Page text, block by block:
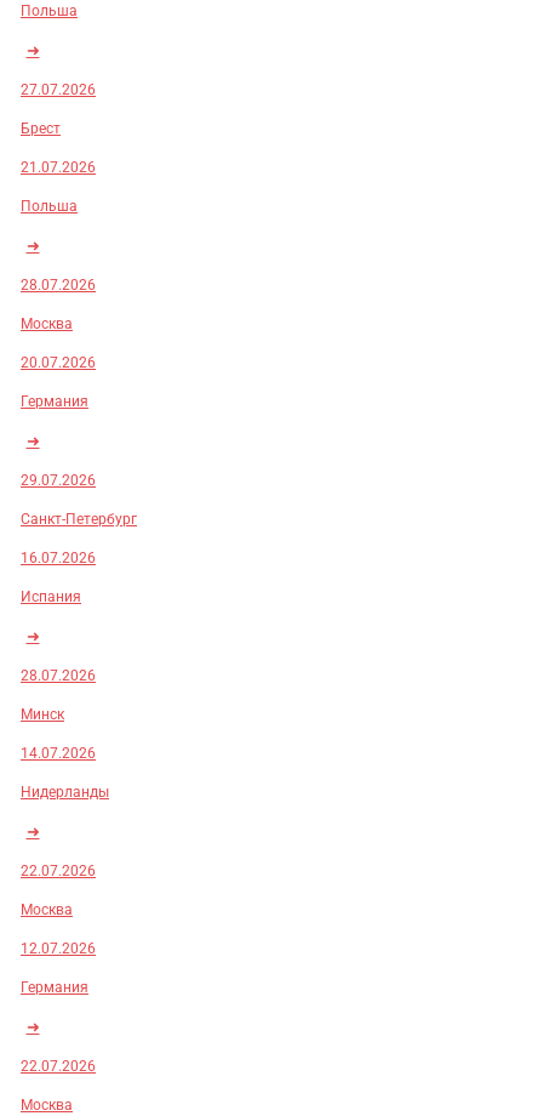
Польша
➜
27.07.2026
Брест
21.07.2026
Польша
➜
28.07.2026
Москва
20.07.2026
Германия
➜
29.07.2026
Санкт-Петербург
16.07.2026
Испания
➜
28.07.2026
Минск
14.07.2026
Нидерланды
➜
22.07.2026
Москва
12.07.2026
Германия
➜
22.07.2026
Москва